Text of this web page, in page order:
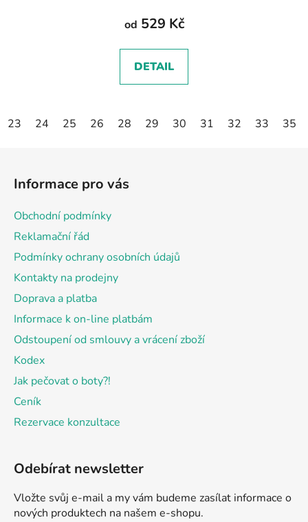
od 529 Kč
DETAIL
23 24 25 26 28 29 30 31 32 33 35
Informace pro vás
Obchodní podmínky
Reklamační řád
Podmínky ochrany osobních údajů
Kontakty na prodejny
Doprava a platba
Informace k on-line platbám
Odstoupení od smlouvy a vrácení zboží
Kodex
Jak pečovat o boty?!
Ceník
Rezervace konzultace
Odebírat newsletter
Vložte svůj e-mail a my vám budeme zasílat informace o
nových produktech na našem e-shopu.